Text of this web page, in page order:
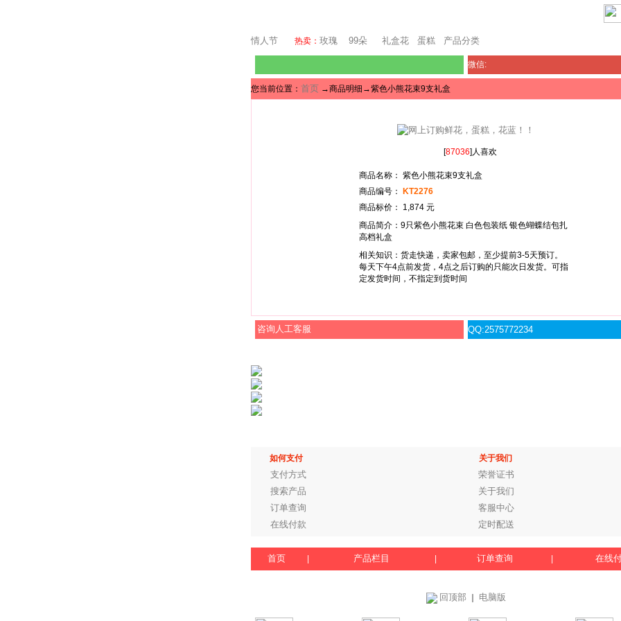
情人节 热卖： 玫瑰 99朵 礼盒花 蛋糕 产品分类
微信:
您当前位置： 首页 →商品明细→紫色小熊花束9支礼盒
[87036]人喜欢
商品名称： 紫色小熊花束9支礼盒
商品编号：
KT2276
商品标价： 1,874 元
商品简介：9只紫色小熊花束 白色包装纸 银色蝴蝶结包扎
高档礼盒
相关知识：货走快递，卖家包邮，至少提前3-5天预订。
每天下午4点前发货，4点之后订购的只能次日发货。可指
定发货时间，不指定到货时间
咨询人工客服 QQ:2575772234
如何支付 关于我们
支付方式
荣誉证书
搜索产品
关于我们
订单查询
客服中心
在线付款
定时配送
首页 产品栏目 订单查询 在线
回顶部 电脑版